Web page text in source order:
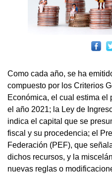
Como cada año, se ha
compuesto por los Criterios
Económica, el cual estima el
el año 2021; la Ley de
indica el capital que se
fiscal y su procedencia; el
Federación (PEF), que
dichos recursos, y la
nuevas reglas o